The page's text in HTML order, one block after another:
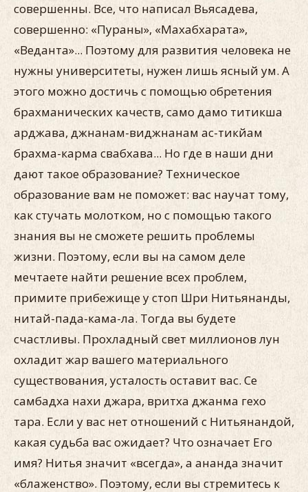
совершенны. Все, что написал Вьясадева,
совершенно: «Пураны», «Махабхарата»,
«Веданта»... Поэтому для развития человека не
нужны университеты, нужен лишь ясный ум. А
этого можно достичь с помощью обретения
брахманических качеств, само дамо титикша
арджава, джнанам-виджнанам ас-тикйам
брахма-карма свабхава... Но где в наши дни
дают такое образование? Техническое
образование вам не поможет: вас научат тому,
как стучать молотком, но с помощью такого
знания вы не сможете решить проблемы
жизни. Поэтому, если вы на самом деле
мечтаете найти решение всех проблем,
примите прибежище у стоп Шри Нитьянанды,
нитай-пада-кама-ла. Тогда вы будете
счастливы. Прохладный свет миллионов лун
охладит жар вашего материального
существования, усталость оставит вас. Се
самбадха нахи джара, вритха джанма гехо
тара. Если у вас нет отношений с Нитьянандой,
какая судьба вас ожидает? Что означает Его
имя? Нитья значит «всегда», а ананда значит
«блаженство». Поэтому, если вы стремитесь к